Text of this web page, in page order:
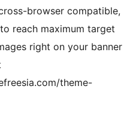
browser compatible,
reach maximum target
right on your banner
theme-